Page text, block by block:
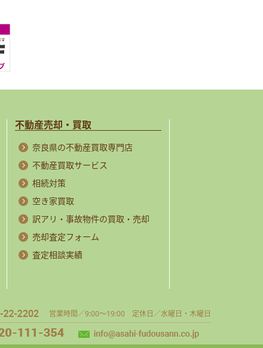
不動産売却・買取
奈良県の不動産買取専門店
不動産買取サービス
相続対策
空き家買取
訳アリ・事故物件の買取・売却
売却査定フォーム
査定相談実績
営業時間／9:00～19:00 定休日／水曜日・木曜日